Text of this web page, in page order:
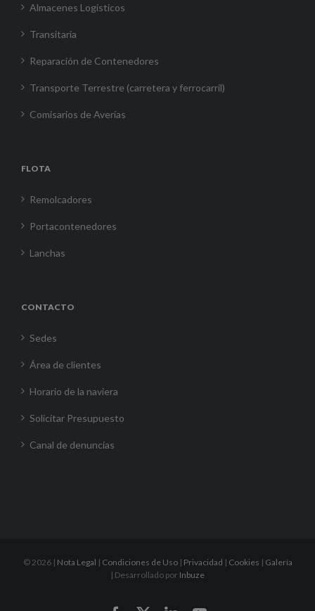
Almacenes Logísticos
Transitaria
Reparación de Contenedores
Transporte Terrestre (carretera y ferrocarril)
Comisarios de Averías
FLOTA
Remolcadores
Portacontenedores
Lanchas
CONTACTO
Sedes
Área de clientes
Horario de la naviera
Solicitar Presupuesto
Canal de denuncias
© 2026 | Nota Legal | Condiciones de Uso| Privacidad | Cookies | Galería
| Desarrollado por Inbuze